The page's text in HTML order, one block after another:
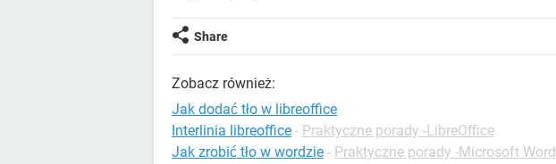
Share
Zobacz również:
Jak dodać tło w libreoffice
Interlinia libreoffice - Praktyczne porady -LibreOffice
Jak zrobić tło w wordzie - Praktyczne porady -Microsoft Word